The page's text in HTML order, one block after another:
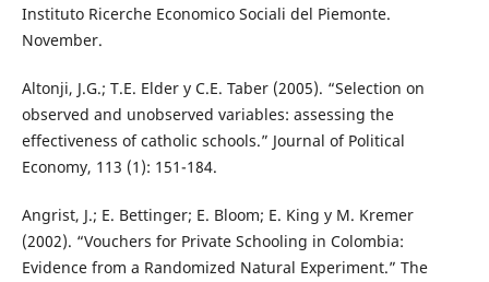
Instituto Ricerche Economico Sociali del Piemonte.
November.
Altonji, J.G.; T.E. Elder y C.E. Taber (2005). “Selection on
observed and unobserved variables: assessing the
effectiveness of catholic schools.” Journal of Political
Economy, 113 (1): 151-184.
Angrist, J.; E. Bettinger; E. Bloom; E. King y M. Kremer
(2002). “Vouchers for Private Schooling in Colombia:
Evidence from a Randomized Natural Experiment.” The